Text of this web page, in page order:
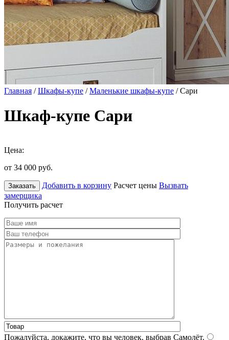
Главная /Шкафы-купе /Маленькие шкафы-купе / Сари
Шкаф-купе Сари
Цена:
от 34 000 руб.
Заказать Добавить в корзину Расчет цены Вызвать
замерщика
Получить расчет
Пожалуйста, докажите, что вы человек, выбрав Самолёт.